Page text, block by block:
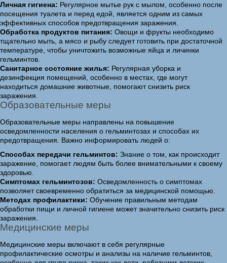
Личная гигиена: Регулярное мытье рук с мылом, особенно после
посещения туалета и перед едой, является одним из самых
эффективных способов предотвращения заражения.
Обработка продуктов питания: Овощи и фрукты необходимо
тщательно мыть, а мясо и рыбу следует готовить при достаточной
температуре, чтобы уничтожить возможные яйца и личинки
гельминтов.
Санитарное состояние жилья: Регулярная уборка и
дезинфекция помещений, особенно в местах, где могут
находиться домашние животные, помогают снизить риск
заражения.
Образовательные меры
Образовательные меры направлены на повышение
осведомленности населения о гельминтозах и способах их
предотвращения. Важно информировать людей о:
Способах передачи гельминтов: Знание о том, как происходит
заражение, помогает людям быть более внимательными к своему
здоровью.
Симптомах гельминтозов: Осведомленность о симптомах
позволяет своевременно обратиться за медицинской помощью.
Методах профилактики: Обучение правильным методам
обработки пищи и личной гигиене может значительно снизить риск
заражения.
Медицинские меры
Медицинские меры включают в себя регулярные
профилактические осмотры и анализы на наличие гельминтов,